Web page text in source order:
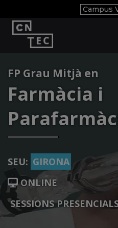
Campus
FP Grau Mitjà en
Farmàcia i
SEU: GIRONA
ONLINE
SESSIONS